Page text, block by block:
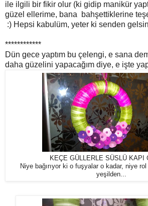
ile ilgili bir fikir olur (ki gidip manikür
güzel ellerime, bana bahşettiklerine
:) Hepsi kabulüm, yeter ki senden
************
Dün gece yaptım bu çelengi, e sana
daha güzelini yapacağım diye, e işte
KEÇE GÜLLERLE SÜSLÜ KAPI
Niye bağırıyor ki o fuşyalar o kadar, niye
yeşilden...